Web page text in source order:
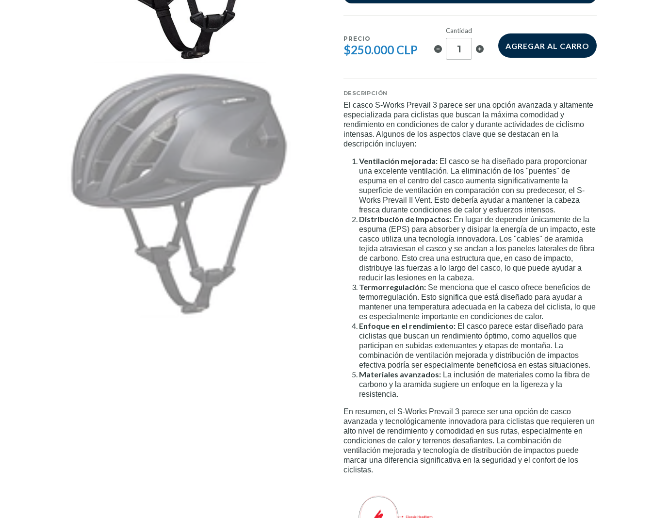
PRECIO
$250.000 CLP
Cantidad
AGREGAR AL CARRO
DESCRIPCIÓN
El casco S-Works Prevail 3 parece ser una opción avanzada y altamente
especializada para ciclistas que buscan la máxima comodidad y
rendimiento en condiciones de calor y durante actividades de ciclismo
intensas. Algunos de los aspectos clave que se destacan en la
descripción incluyen:
Ventilación mejorada: El casco se ha diseñado para proporcionar
una excelente ventilación. La eliminación de los "puentes" de
espuma en el centro del casco aumenta significativamente la
superficie de ventilación en comparación con su predecesor, el S-
Works Prevail II Vent. Esto debería ayudar a mantener la cabeza
fresca durante condiciones de calor y esfuerzos intensos.
Distribución de impactos: En lugar de depender únicamente de la
espuma (EPS) para absorber y disipar la energía de un impacto, este
casco utiliza una tecnología innovadora. Los "cables" de aramida
tejida atraviesan el casco y se anclan a los paneles laterales de fibra
de carbono. Esto crea una estructura que, en caso de impacto,
distribuye las fuerzas a lo largo del casco, lo que puede ayudar a
reducir las lesiones en la cabeza.
Termorregulación: Se menciona que el casco ofrece beneficios de
termorregulación. Esto significa que está diseñado para ayudar a
mantener una temperatura adecuada en la cabeza del ciclista, lo que
es especialmente importante en condiciones de calor.
Enfoque en el rendimiento: El casco parece estar diseñado para
ciclistas que buscan un rendimiento óptimo, como aquellos que
participan en subidas extenuantes y etapas de montaña. La
combinación de ventilación mejorada y distribución de impactos
efectiva podría ser especialmente beneficiosa en estas situaciones.
Materiales avanzados: La inclusión de materiales como la fibra de
carbono y la aramida sugiere un enfoque en la ligereza y la
resistencia.
En resumen, el S-Works Prevail 3 parece ser una opción de casco
avanzada y tecnológicamente innovadora para ciclistas que requieren un
alto nivel de rendimiento y comodidad en sus rutas, especialmente en
condiciones de calor y terrenos desafiantes. La combinación de
ventilación mejorada y tecnología de distribución de impactos puede
marcar una diferencia significativa en la seguridad y el confort de los
ciclistas.